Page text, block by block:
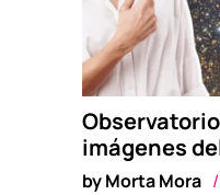
imágenes
byMorta Mora